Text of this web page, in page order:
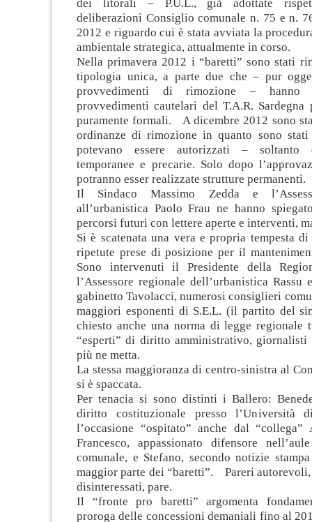
dei litorali – P.U.L., già adottate
deliberazioni Consiglio comunale n. 75 e n.
2012 e riguardo cui è stata avviata la
ambientale strategica, attualmente in corso.
Nella primavera 2012 i “baretti” sono stati
tipologia unica, a parte due che – pur
provvedimenti di rimozione – hanno
provvedimenti cautelari del T.A.R. Sardegna
puramente formali. A dicembre 2012 sono
ordinanze di rimozione in quanto sono
potevano essere autorizzati – soltanto
temporanee e precarie. Solo dopo
potranno esser realizzate strutture permanenti.
Il Sindaco Massimo Zedda e
all’urbanistica Paolo Frau ne hanno
percorsi futuri con lettere aperte e interventi,
Si è scatenata una vera e propria tempesta
ripetute prese di posizione per il
Sono intervenuti il Presidente della
l’Assessore regionale dell’urbanistica
gabinetto Tavolacci, numerosi consiglieri
maggiori esponenti di S.E.L. (il partito del
chiesto anche una norma di legge regionale
“esperti” di diritto amministrativo,
più ne metta.
La stessa maggioranza di centro-sinistra al
si è spaccata.
Per tenacia si sono distinti i Ballero:
diritto costituzionale presso l’Università
l’occasione “ospitato” anche dal “collega”
Francesco, appassionato difensore
comunale, e Stefano, secondo notizie
maggior parte dei “baretti”. Pareri
disinteressati, pare.
Il “fronte pro baretti” argomenta
proroga delle concessioni demaniali fino al